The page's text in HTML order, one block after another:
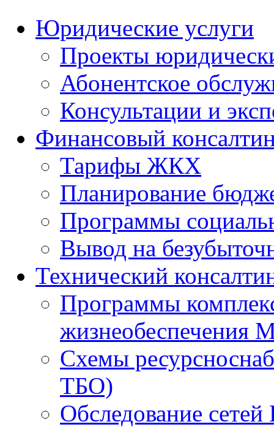
Юридические услуги
Проекты
Абонентское
Консультации и
Финансовый
Тарифы ЖКХ
Планирование
Программы
Вывод на
Технический
Программы
жизнеобеспечения
Схемы
ТБО)
Обследование